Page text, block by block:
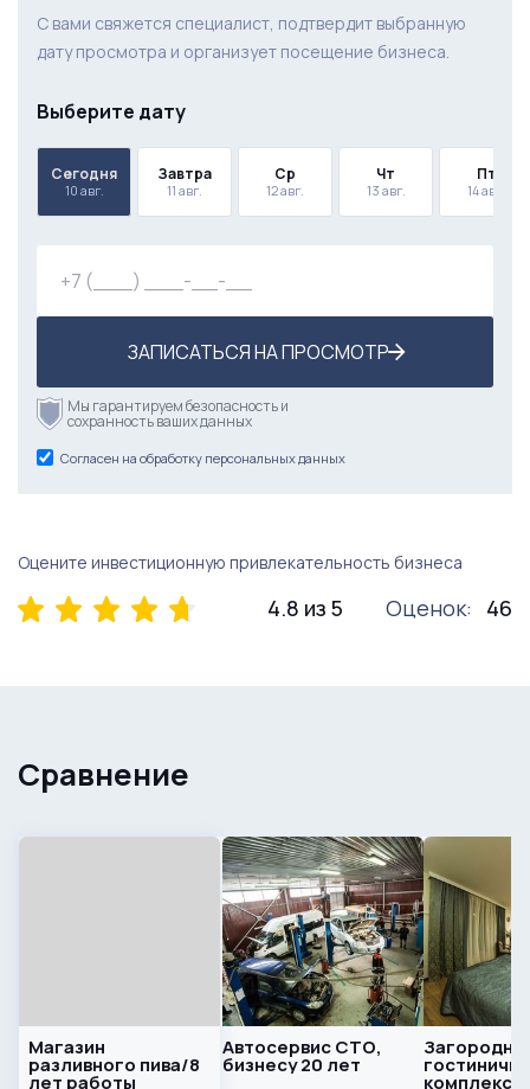
С вами свяжется специалист, подтвердит выбранную
дату просмотра и организует посещение бизнеса.
Выберите дату
Сегодня
10 авг.
Завтра
11 авг.
Ср
12 авг.
Чт
13 авг.
Пт
14 авг.
ЗАПИСАТЬСЯ НА ПРОСМОТР
Мы гарантируем безопасность и
сохранность ваших данных
Согласен на обработку персональных данных
Оцените инвестиционную привлекательность бизнеса
4.8 из 5 Оценок: 46
Сравнение
Магазин
разливного пива/8
лет работы
Автосервис СТО,
бизнесу 20 лет
комплекс